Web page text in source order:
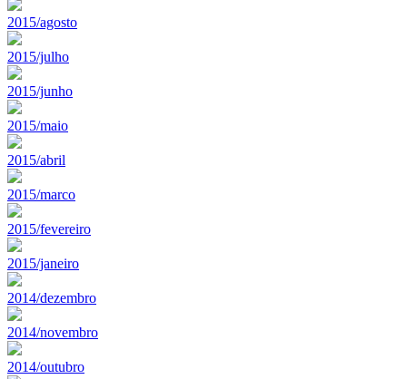
2015/agosto
2015/julho
2015/junho
2015/maio
2015/abril
2015/marco
2015/fevereiro
2015/janeiro
2014/dezembro
2014/novembro
2014/outubro